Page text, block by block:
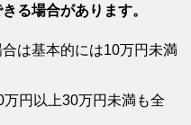
る場合があります。
は基本的には10万円未満
万円以上30万円未満も全